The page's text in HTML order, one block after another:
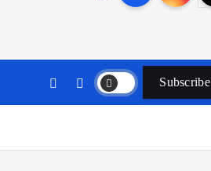
Subscribe